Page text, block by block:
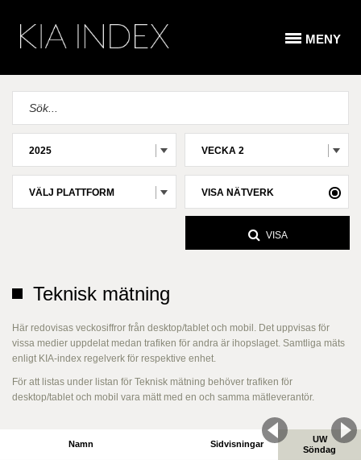
MENY
VISA
2025 VECKA 2
VÄLJ PLATTFORM VISA NÄTVERK
Teknisk mätning
Här redovisas veckosiffror från desktop/tablet och mobil. Det uppvisas för
vissa medier uppdelat medan trafiken för andra är ihopslaget. Samtliga mäts
enligt KIA-index regelverk för respektive enhet.
För att listas under listan för Teknisk mätning behöver trafiken för
desktop/tablet och mobil vara mätt med en och samma mätleverantör.
Namn Sidvisningar
UW
Söndag